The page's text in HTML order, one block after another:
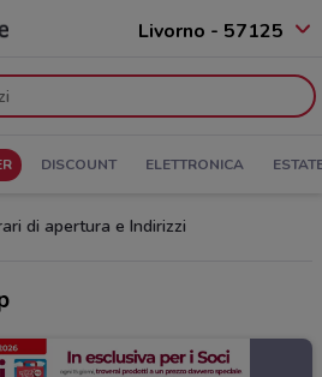
Livorno - 57125
DISCOUNT ELETTRONICA
di apertura e Indirizzi